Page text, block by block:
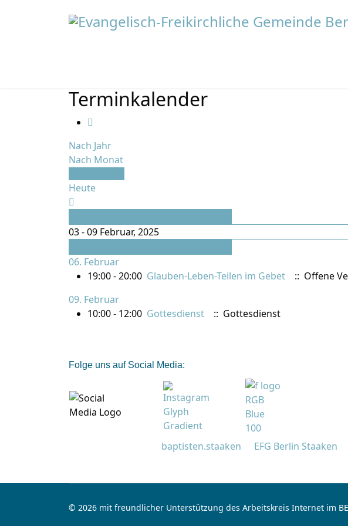
Terminkalender
Nach Jahr
Nach Monat
Heute
03 - 09 Februar, 2025
06. Februar
19:00 - 20:00 Glauben-Leben-Teilen im Gebet
:: Offene
09. Februar
10:00 - 12:00 Gottesdienst :: Gottesdienst
Folge uns auf Social Media:
baptisten.staaken EFG Berlin Staaken
© 2026 mit freundlicher Unterstützung des Arbeitskreis Internet im